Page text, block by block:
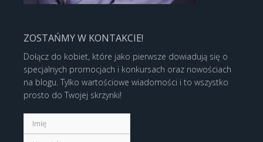
ZOSTAŃMY W KONTAKCIE!
Dołącz do kobiet, które jako pierwsze dowiadują się o
specjalnych promocjach i konkursach oraz nowościach
na blogu. Tylko wartościowe wiadomości i to wszystko
prosto do Twojej skrzynki!